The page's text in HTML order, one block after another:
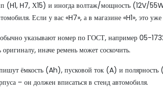
(H1, H7, Х15) и иногда волтаж/мощность (12V/
Если у вас «H7», а в магазине «H1», это
указывают номер по ГОСТ, например 05-
оригиналу, иначе ремень может соскочить.
ёмкость (Ah), пусковой ток (A) и
– он должен вписаться в стенд автомобиля.